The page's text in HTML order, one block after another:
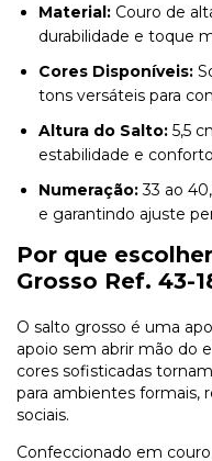
Material: Couro de
durabilidade e toque
Cores Disponíveis:
tons versáteis para
Altura do Salto: 5,5
estabilidade e
Numeração:33 ao
e garantindo ajuste
Por que
Grosso Ref. 43-
O salto grosso é uma
apoio sem abrir mão do
cores sofisticadas
para ambientes formais,
sociais.
Confeccionado em